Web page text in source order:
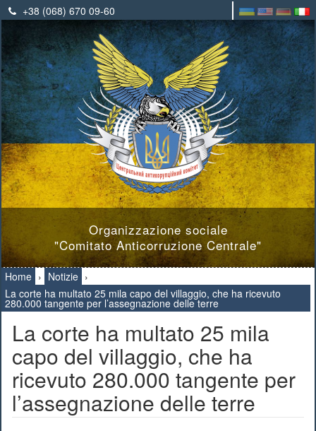
+38 (068) 670 09-60
Organizzazione sociale
"Comitato Anticorruzione Centrale"
Home › Notizie ›
La corte ha multato 25 mila capo del villaggio, che ha ricevuto
280.000 tangente per l’assegnazione delle terre
La corte ha multato 25 mila
capo del villaggio, che ha
ricevuto 280.000 tangente per
l’assegnazione delle terre